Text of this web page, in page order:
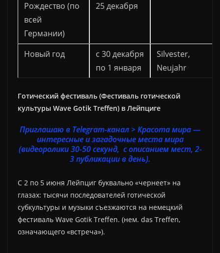
Рождество (по
всей
Германии)
25 декабря
Новый год
с 30 декабря
по 1 января
Silvester,
Neujahr
Готический фестиваль (Фестиваль готической
культуры Wave Gotik Treffen) в Лейпциге
Приглашаю в Telegram-канал > Красота мира —
интересные и загадочные места мира
(видеоролики 30-50 секунд, с описанием мест, 2-
3 публикации в день).
С 2 по 5 июня Лейпциг буквально «чернеет» на
глазах: тысячи последователей готической
субкультуры и музыки съезжаются на немецкий
фестиваль Wave Gotik Treffen. (нем. das Treffen,
означающего «встреча»).